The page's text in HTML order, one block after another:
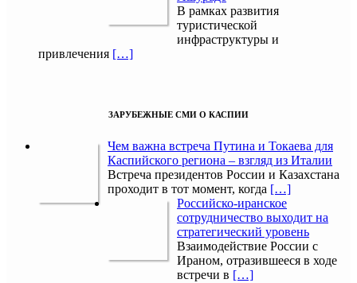
В рамках развития
туристической
инфраструктуры и
привлечения […]
ЗАРУБЕЖНЫЕ СМИ О КАСПИИ
Чем важна встреча Путина и Токаева для
Каспийского региона – взгляд из Италии
Встреча президентов России и Казахстана
проходит в тот момент, когда […]
Российско-иранское
сотрудничество выходит на
стратегический уровень
Взаимодействие России с
Ираном, отразившееся в ходе
встречи в […]